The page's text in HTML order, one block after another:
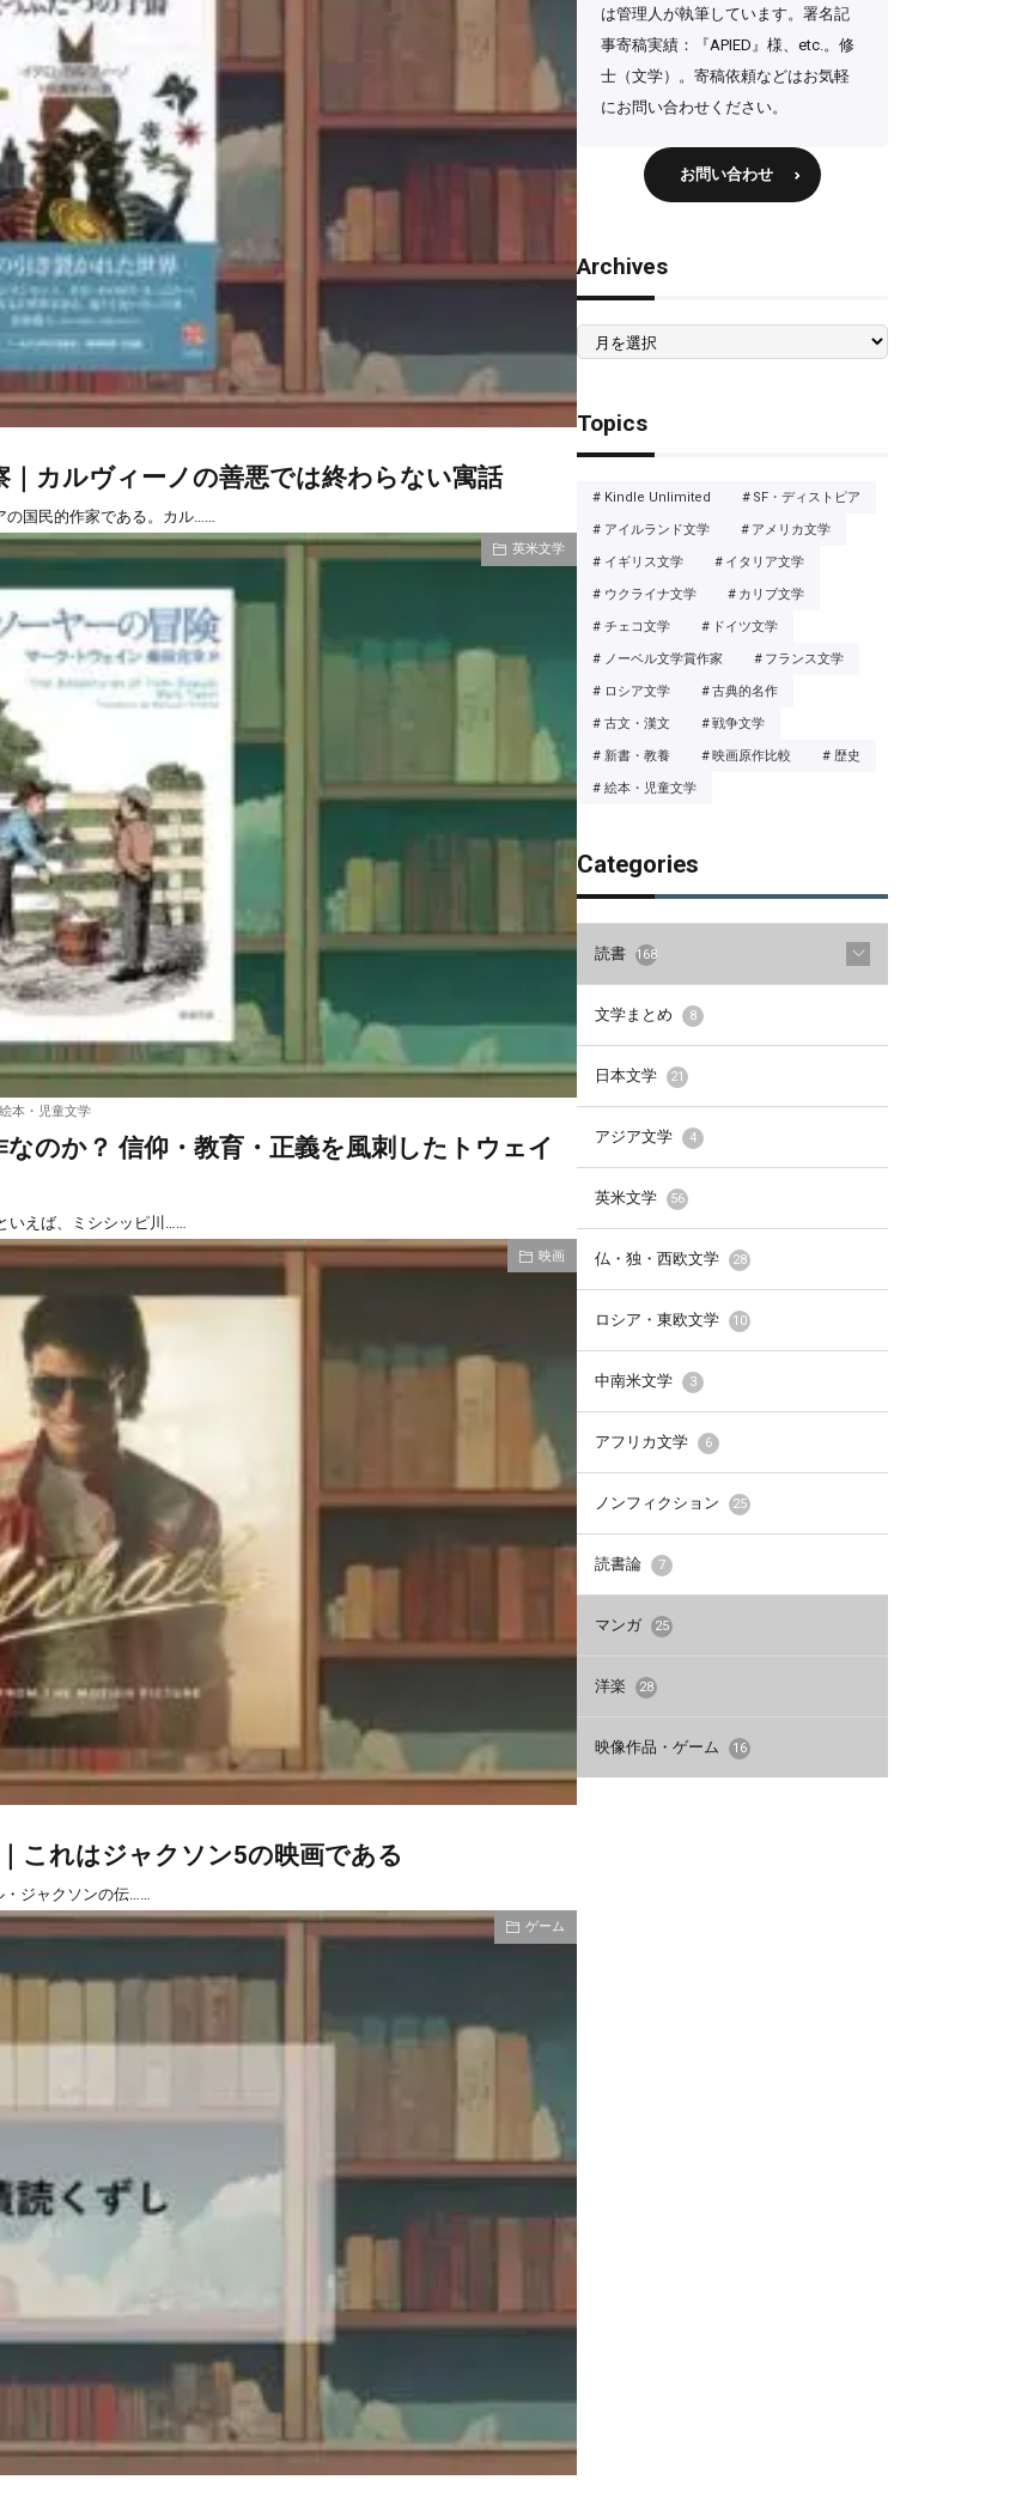
｜カルヴィーノの善悪では終わらない寓話
国民的作家である。カル……
英米文学
絵本・児童文学
のか？ 信仰・教育・正義を風刺したトウェイ
いえば、ミシシッピ川……
映画
これはジャクソン5の映画である
ジャクソンの伝……
ゲーム
は管理人が執筆しています。署名記
事寄稿実績：『APIED』様、etc.。修
士（文学）。寄稿依頼などはお気軽
にお問い合わせください。
お問い合わせ
Archives
Archives
Topics
Kindle Unlimited SF・ディストピア
アイルランド文学 アメリカ文学
イギリス文学 イタリア文学
ウクライナ文学 カリブ文学
チェコ文学 ドイツ文学
ノーベル文学賞作家 フランス文学
ロシア文学 古典的名作
古文・漢文 戦争文学
新書・教養 映画原作比較 歴史
絵本・児童文学
Categories
読書 168
文学まとめ 8
日本文学 21
アジア文学 4
英米文学 56
仏・独・西欧文学 28
ロシア・東欧文学 10
中南米文学 3
アフリカ文学 6
ノンフィクション 25
読書論 7
マンガ 25
洋楽 28
映像作品・ゲーム 16